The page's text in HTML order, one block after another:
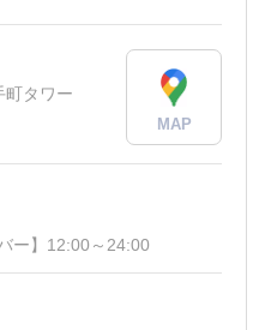
町タワー
MAP
ー】12:00～24:00